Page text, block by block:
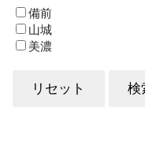
備前
山城
美濃